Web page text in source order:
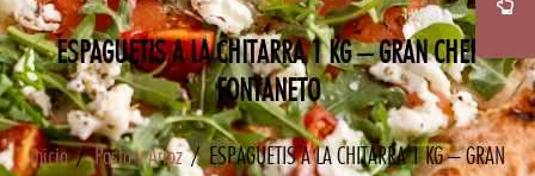
ESPAGUETIS A LA CHITARRA 1 KG – GRAN CHEF
FONTANETO
Inicio/Pasta y Arroz/ ESPAGUETIS A LA CHITARRA 1 KG – GRAN